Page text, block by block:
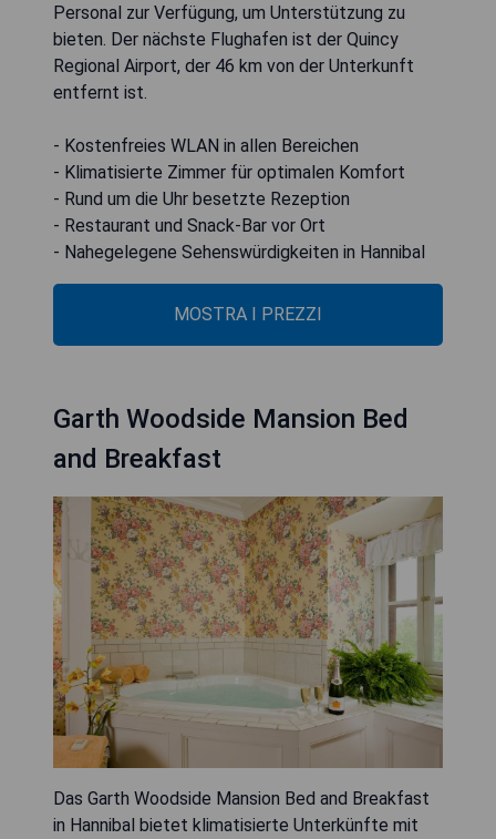
Personal zur Verfügung, um Unterstützung zu
bieten. Der nächste Flughafen ist der Quincy
Regional Airport, der 46 km von der Unterkunft
entfernt ist.
- Kostenfreies WLAN in allen Bereichen
- Klimatisierte Zimmer für optimalen Komfort
- Rund um die Uhr besetzte Rezeption
- Restaurant und Snack-Bar vor Ort
- Nahegelegene Sehenswürdigkeiten in Hannibal
MOSTRA I PREZZI
Garth Woodside Mansion Bed
and Breakfast
Das Garth Woodside Mansion Bed and Breakfast
in Hannibal bietet klimatisierte Unterkünfte mit